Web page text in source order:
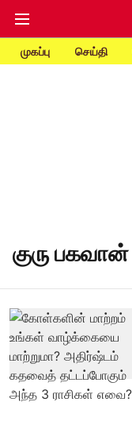
முகப்பு செய்தி
குரு பகவான்